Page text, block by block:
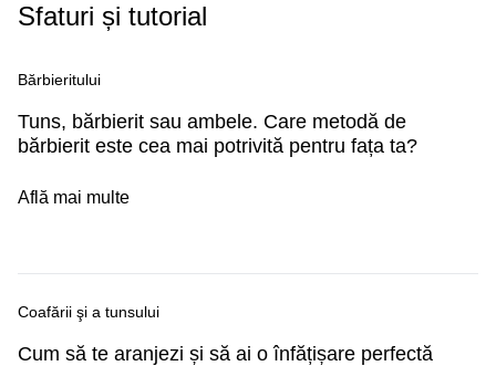
Sfaturi și tutorial
Bărbieritului
Tuns, bărbierit sau ambele. Care metodă de
bărbierit este cea mai potrivită pentru fața ta?
Află mai multe
Coafării şi a tunsului
Cum să te aranjezi și să ai o înfățișare perfectă